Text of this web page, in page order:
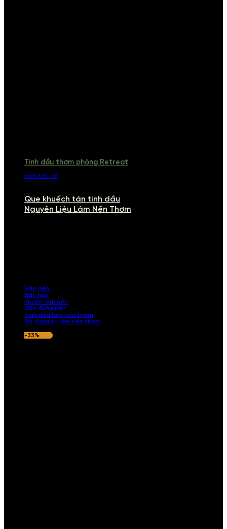
Tinh dầu thơm phòng Retreat
xem tất cả
Que khuếch tán tinh dầu
Nguyên Liệu Làm Nến Thơm
Sáp nến
Bấc nến
Khuôn làm nến
Cốc đựng nến
Tinh dầu làm nến thơm
Bộ dụng cụ làm nến thơm
-33%